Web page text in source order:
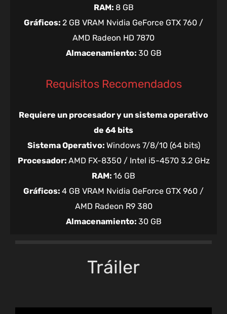
RAM: 8 GB
Gráficos: 2 GB VRAM Nvidia GeForce GTX 760 /
AMD Radeon HD 7870
Almacenamiento: 30 GB
Requisitos Recomendados
Requiere un procesador y un sistema operativo
de 64 bits
Sistema Operativo: Windows 7/8/10 (64 bits)
Procesador: AMD FX-8350 / Intel i5-4570 3.2 GHz
RAM: 16 GB
Gráficos: 4 GB VRAM Nvidia GeForce GTX 960 /
AMD Radeon R9 380
Almacenamiento: 30 GB
Tráiler